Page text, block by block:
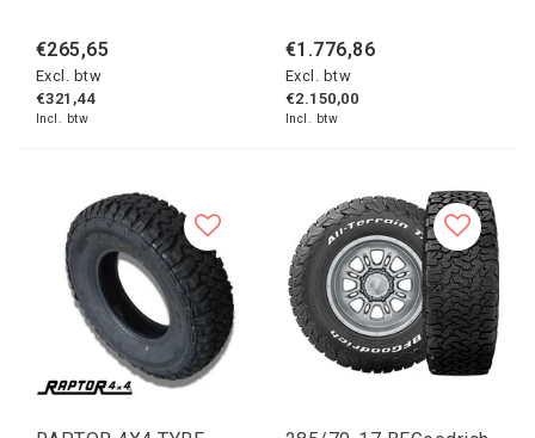
€265,65
Excl. btw
€321,44
Incl. btw
€1.776,86
Excl. btw
€2.150,00
Incl. btw